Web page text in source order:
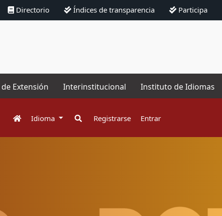
Directorio Índices de transparencia Participa
Extensión Interinstitucional Instituto de Idiomas
Idioma Registrarse Entrar